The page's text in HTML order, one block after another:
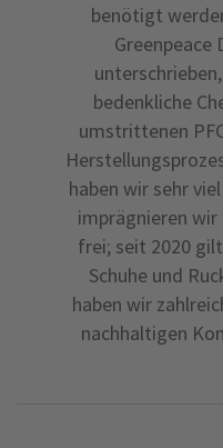
benötigt
bedenkliche
umstrittenen
haben wir sehr
imprägnieren wir
frei; seit 2020
Schuhe und
haben wir
nachhaltigen